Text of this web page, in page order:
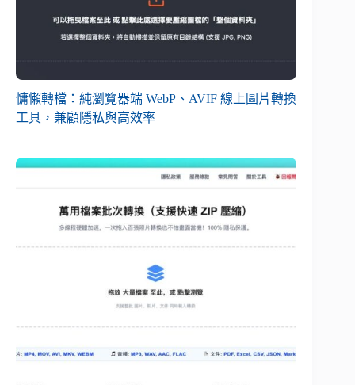
慵懶轉檔：純瀏覽器端 WebP、AVIF 線上圖片轉換
工具，兼顧隱私與高效率